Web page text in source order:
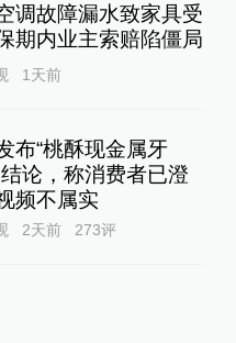
调故障漏水致家具受
期内业主索赔陷僵局
1天前
布“桃酥现金属牙
论，称消费者已澄
频不属实
2天前 273评